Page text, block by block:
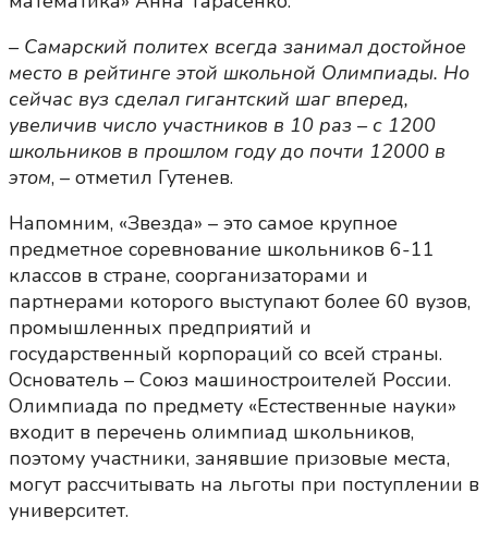
– Самарский политех всегда занимал достойное
место в рейтинге этой школьной Олимпиады. Но
сейчас вуз сделал гигантский шаг вперед,
увеличив число участников в 10 раз – с 1200
школьников в прошлом году до почти 12000 в
этом, – отметил Гутенев.
Напомним, «Звезда» – это самое крупное
предметное соревнование школьников 6-11
классов в стране, соорганизаторами и
партнерами которого выступают более 60 вузов,
промышленных предприятий и
государственный корпораций со всей страны.
Основатель – Союз машиностроителей России.
Олимпиада по предмету «Естественные науки»
входит в перечень олимпиад школьников,
поэтому участники, занявшие призовые места,
могут рассчитывать на льготы при поступлении в
университет.